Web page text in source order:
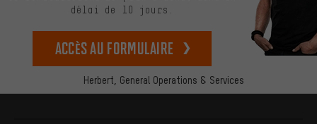
Herbert, General Operations & Services
délai de 10 jours.
Accès au formulaire